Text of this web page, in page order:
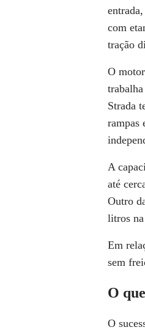
com
tração
O
Strada
rampas
A
até
Outro
litros
Em
sem
O
O